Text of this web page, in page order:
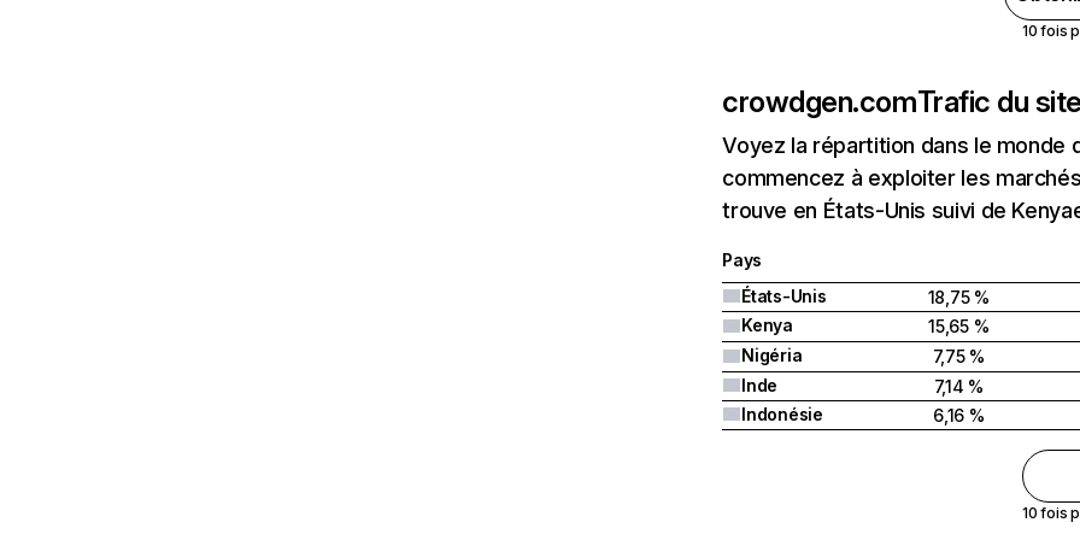
10 fois
crowdgen.comTrafic du
Voyez la répartition dans le
commencez à exploiter les
trouve en États-Unis suivi de
Pays
États-Unis
18,75 %
Kenya
15,65 %
Nigéria
7,75 %
Inde
7,14 %
Indonésie
6,16 %
10 fois